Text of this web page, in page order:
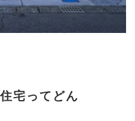
宅ってどん